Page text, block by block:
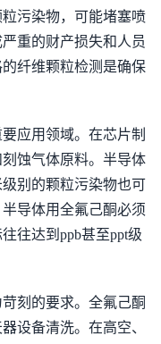
污染物，可能堵塞喷
重的财产损失和人员
纤维颗粒检测是确保
应用领域。在芯片制
蚀气体原料。半导体
别的颗粒污染物也可
导体用全氟己酮必须
往达到ppb甚至ppt级
刻的要求。全氟己酮
设备清洗。在高空、